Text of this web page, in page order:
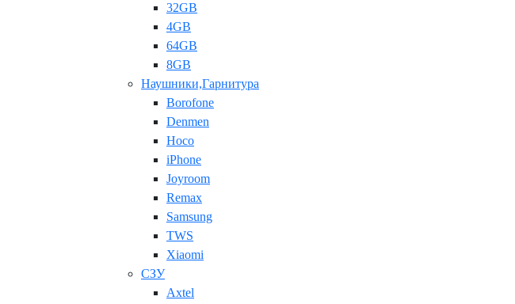
32GB
4GB
64GB
8GB
Наушники,Гарнитура
Borofone
Denmen
Hoco
iPhone
Joyroom
Remax
Samsung
TWS
Xiaomi
СЗУ
Axtel